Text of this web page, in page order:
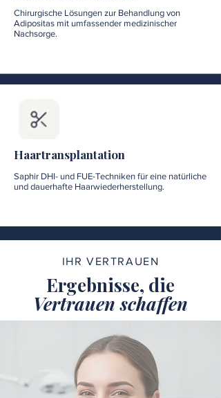
Chirurgische Lösungen zur Behandlung von
Adipositas mit umfassender medizinischer
Nachsorge.
Haartransplantation
Saphir DHI- und FUE-Techniken für eine natürliche
und dauerhafte Haarwiederherstellung.
IHR VERTRAUEN
Ergebnisse, die
Vertrauen schaffen